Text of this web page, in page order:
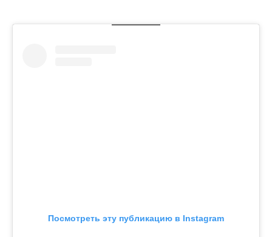
Посмотреть эту публикацию в Instagram